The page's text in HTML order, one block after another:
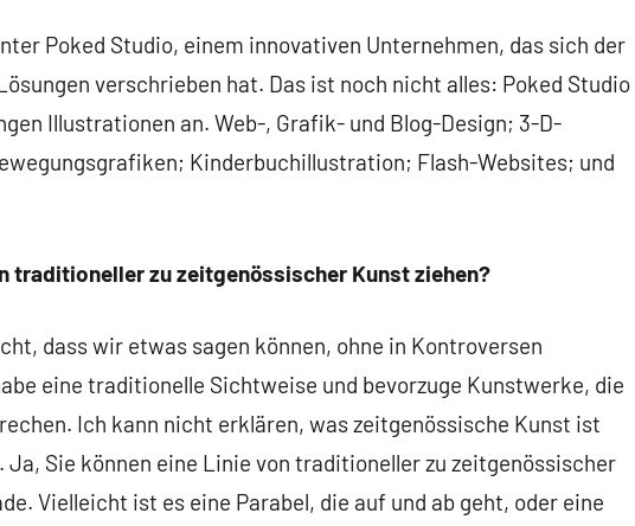
Poked Studio, einem innovativen Unternehmen, das sich der
verschrieben hat. Das ist noch nicht alles: Poked Studio
Illustrationen an. Web-, Grafik- und Blog-Design; 3-D-
Kinderbuchillustration; Flash-Websites; und
traditioneller zu zeitgenössischer Kunst ziehen?
dass wir etwas sagen können, ohne in Kontroversen
eine traditionelle Sichtweise und bevorzuge Kunstwerke, die
Ich kann nicht erklären, was zeitgenössische Kunst ist
Ja, Sie können eine Linie von traditioneller zu zeitgenössischer
Vielleicht ist es eine Parabel, die auf und ab geht, oder eine